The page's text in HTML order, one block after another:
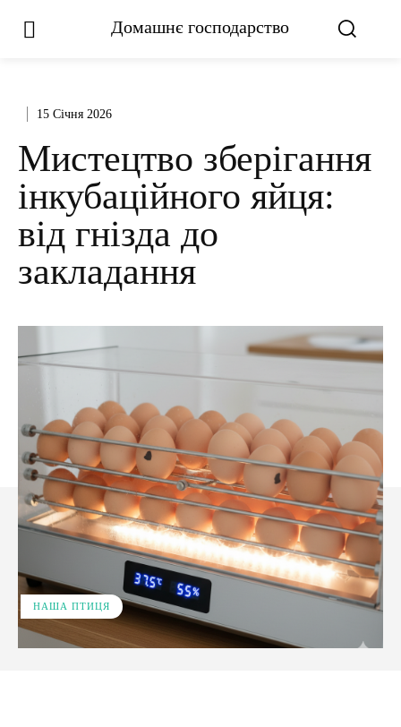
Домашнє господарство
15 Січня 2026
Мистецтво зберігання
інкубаційного яйця:
від гнізда до
закладання
НАША ПТИЦЯ